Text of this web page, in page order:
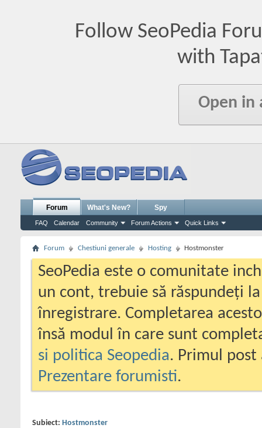
Follow SeoPedia
with
Open in
Forum
FAQ Calendar Community Forum Actions Quick Links
What's New? Spy
Forum Chestiuni generale Hosting Hostmonster
SeoPedia este o comunitate
un cont, trebuie să răspundeți
înregistrare. Completarea
însă modul în care sunt
si politica Seopedia. Primul
Prezentare forumisti.
Subiect: Hostmonster